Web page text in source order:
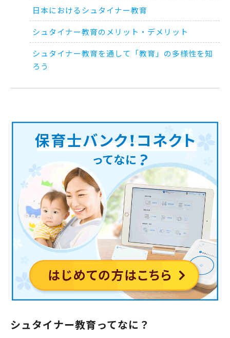
日本におけるシュタイナー教育
シュタイナー教育のメリット・デメリット
シュタイナー教育を通して「教育」の多様性を知
ろう
シュタイナー教育ってなに？